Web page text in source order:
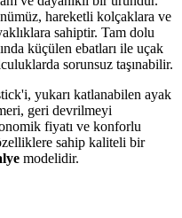
hareketli kolçaklara ve
sahiptir. Tam dolu
küçülen ebatları ile uçak
sorunsuz taşınabilir.
yukarı katlanabilen ayak
geri devrilmeyi
fiyatı ve konforlu
sahip kaliteli bir
modelidir.